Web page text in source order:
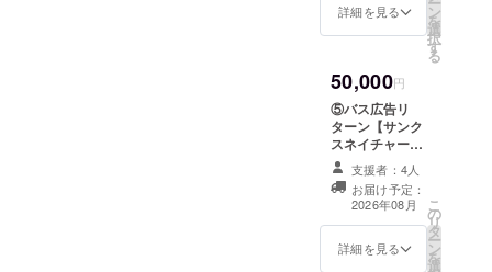
ロジェクトオー
ナーとして、当
会NPO法人サン
バスを走らす会
（会長栗山雅
則）は、『自由
が丘商店街振興
組合』会員店舗
に協力して頂
き、リターンと
しての商品提供
を行いますが、
終的な法的責任
方は非公開も可
能です。 ※プロ
会NPO法人サン
クスネイチャー
バスを走らす会
（会長栗山雅
則）は、リター
ンとしての商品
提供を行います
が、商品に関す
る最終的な法的
責任は、当会が
担うことで変更
アレラ・ゴルゴ
ンゾーラ・はち
用しておりま
す。 ※アレル
ギーに関して
は、予約の際に
ご確認くださ
い。 ※いただい
た個人情報はご
連絡時のみ使用
いたします。 ※
詳細につきまし
ては、申し込み
日光を避け、20
度以下にて保存
※いただいた個人
み使用いたしま
す。 ※プロジェ
クトオーナーと
して、当会NPO
法人サンクスネ
イチャーバスを
走らす会（会長
栗山雅則）は、
『自由が丘商店
街振興組合』会
員店舗に協力し
種 //特定原材料
ド・りんご・大
豆 〈はちみつを
使用しておりま
すので、１歳未
満の乳児には与
えないでくださ
い〉 //賞味期
限//20日間（発
送の場合、発送
日含む） //保存
方法//高温多湿、
ブ1日体験＋ラン
チ ・ランチ：パ
のランチセット
・人数：2名様
・有効期限：7月
1日〜9月30日ま
で ■LUNCH
MENU
PASTA&PIZZA
サラダ、スー
プ、ドリンク
日替わりパスタ
ランチ（A～Cの
カレッジ』 でテ
8回受講できる特
初心者の方から
経験者まで、テ
ニスを楽しんで
いただけます。
・内容：テニス
レッスン8回受
講 ・対象：1名
様 ・受講期間：
7月、8月 ※いた
だいた個人情報
はご連絡時のみ
詳細を見る ン
を
選
択
す
る
50,000円
⑤バス広告リ
ターン【サンク
スネイチャーバ
ス応援スポン
サー（企業・店
舗向け）】 ❶サ
ンクスネイ
チャーバス車内
にお名前掲示 ❷
支援者：4人
お届け予定：
2026年08月
詳細を見る
こ
の
リ
タ
ー
ン
を
選